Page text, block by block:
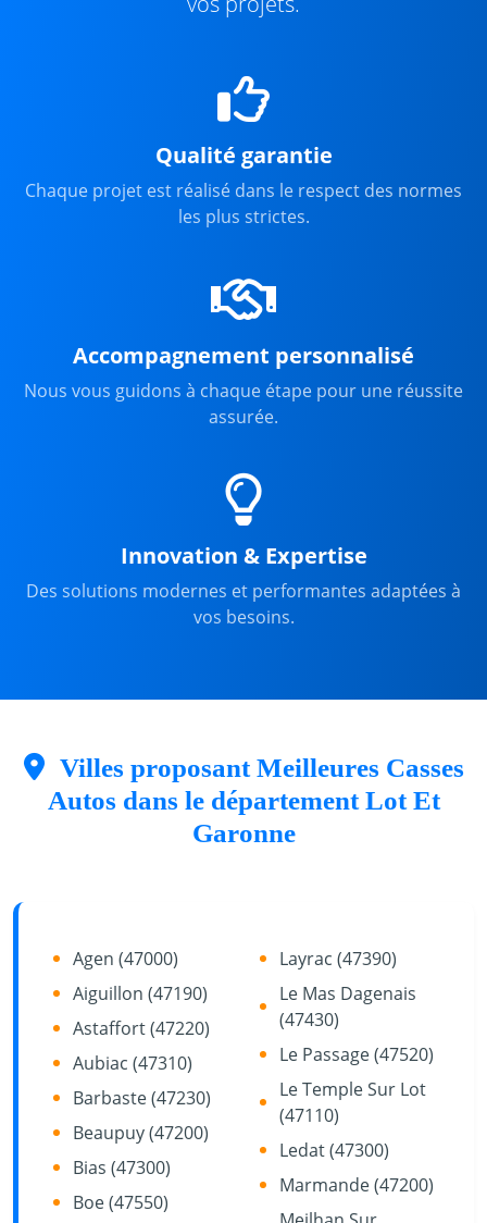
Qualité garantie
Chaque projet est réalisé dans le respect des normes
les plus strictes.
Accompagnement personnalisé
Nous vous guidons à chaque étape pour une réussite
assurée.
Innovation & Expertise
Des solutions modernes et performantes adaptées à
vos besoins.
Villes proposant Meilleures Casses
Autos dans le département Lot Et
Garonne
Agen (47000)
Aiguillon (47190)
Astaffort (47220)
Aubiac (47310)
Barbaste (47230)
Beaupuy (47200)
Bias (47300)
Boe (47550)
Layrac (47390)
Le Mas Dagenais
(47430)
Le Passage (47520)
Le Temple Sur Lot
(47110)
Ledat (47300)
Marmande (47200)